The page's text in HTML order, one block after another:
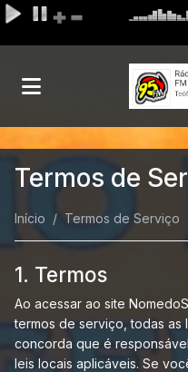
Termos de
Início Termos de Serviço
1. Termos
Ao acessar ao site
termos de serviço, todas as
concorda que é
leis locais aplicáveis. Se